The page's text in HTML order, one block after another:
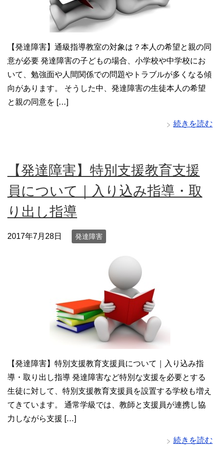
【発達障害】通級指導教室の対象は？本人の希望と親の同
意が必要 発達障害の子どもの場合、小学校や中学校にお
いて、勉強面や人間関係での問題やトラブルが多くなる傾
向があります。 そうした中、発達障害の生徒本人の希望
と親の同意を […]
続きを読む
【発達障害】特別支援教育支援
員について｜入り込み指導・取
り出し指導
2017年7月28日 発達障害
【発達障害】特別支援教育支援員について｜入り込み指
導・取り出し指導 発達障害など特別な支援を必要とする
生徒に対して、特別支援教育支援員を設置する学校も増え
てきています。 通常学級では、教師と支援員が連携し協
力しながら支援 […]
続きを読む